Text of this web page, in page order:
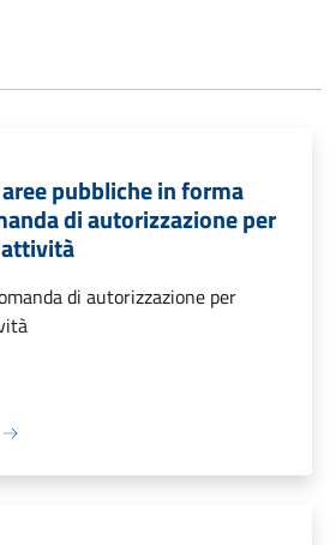
pubbliche in forma
di autorizzazione per
di autorizzazione per